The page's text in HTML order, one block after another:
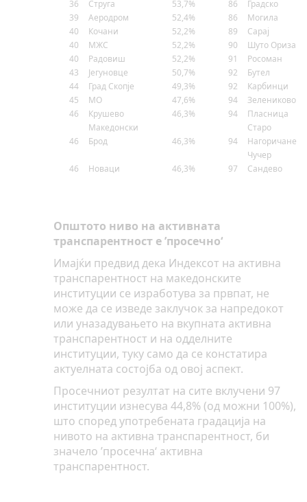
36 Струга 53,7% 86
Градско
39
Аеродром 52,4% 86
Могила
40
Кочани 52,2% 89
Сарај
40
МЖС 52,2% 90
Шуто Оризари
40
Радовиш 52,2% 91
Росоман
43
Јегуновце 50,7% 92
Бутел
44
Град Скопје 49,3% 92
Карбинци
45
МО 47,6% 94
Зелениково
46
Крушево 46,3% 94 Пласница
46
Македонски
Брoд 46,3% 94
Старо
Нагоричане
46 Новаци 46,3% 97
Чучер
Сандево
Општото ниво на активната
транспарентност е ’просечно‘
Имајќи предвид дека Индексот на активна
транспарентност на македонските
институции се изработува за првпат, не
може да се изведе заклучок за напредокот
или уназадувањето на вкупната активна
транспарентност и на одделните
институции, туку само да се констатира
актуелната состојба од овој аспект.
Просечниот резултат на сите вклучени 97
институции изнесува 44,8% (од можни 100%),
што според употребената градација на
нивото на активна транспарентност, би
значело ’просечна‘ активна
транспарентност.